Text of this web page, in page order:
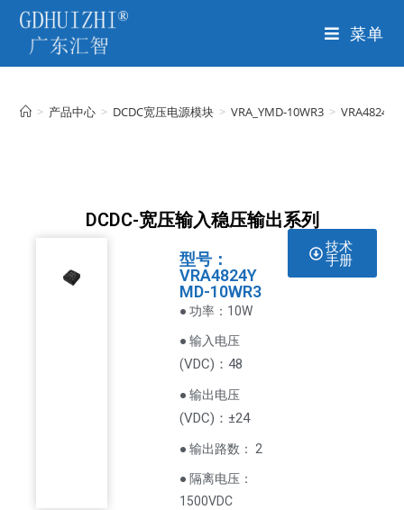
菜单
> 产品中心 > DCDC宽压电源模块 > VRA_YMD-10WR3 >
DCDC-宽压输入稳压输出系列
型号：
VRA4824Y
MD-10WR3
● 功率：10W
● 输入电压
(VDC)：48
● 输出电压
(VDC) ：±24
● 输出路数： 2
● 隔离电压：
1500VDC
技术
手册